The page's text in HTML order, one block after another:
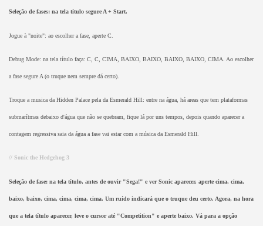
Seleção de fases: na tela título segure A + Start.
Jogue à "noite": ao escolher a fase, aperte C.
Debug Mode: na tela título faça: C, C, CIMA, BAIXO, BAIXO, BAIXO, BAIXO, CIMA. Ao escolher
a fase segure A (o truque nem sempre dá certo).
Troque a musica da Hidden Palace pela da Esmerald Hill: entre na água, há areas que tem plataformas
submarítmas debaixo d'água que não se quebram, fique lá por uns tempos, depois quando aparecer a
contagem regressiva saia da água a fase vai estar com a música da Esmerald Hill.
// Sonic the Hedgehog 3
Seleção de fase: na tela título, antes de ouvir "Sega!" e ver Sonic aparecer, aperte cima, cima,
baixo, baixo, cima, cima, cima, cima. Um ruído indicará que o truque deu certo. Agora, na hora
que a tela título aparecer, leve o cursor até "Competition" e aperte baixo. Vá para a opção